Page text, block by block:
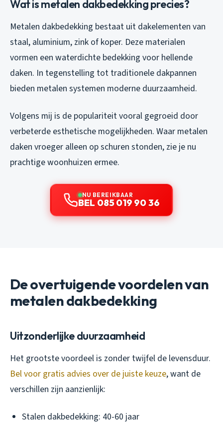
Wat is metalen dakbedekking precies?
Metalen dakbedekking bestaat uit dakelementen van
staal, aluminium, zink of koper. Deze materialen
vormen een waterdichte bedekking voor hellende
daken. In tegenstelling tot traditionele dakpannen
bieden metalen systemen moderne duurzaamheid.
Volgens mij is de populariteit vooral gegroeid door
verbeterde esthetische mogelijkheden. Waar metalen
daken vroeger alleen op schuren stonden, zie je nu
prachtige woonhuizen ermee.
NU BEREIKBAAR
BEL 085 019 90 36
De overtuigende voordelen van
metalen dakbedekking
Uitzonderlijke duurzaamheid
Het grootste voordeel is zonder twijfel de levensduur.
Bel voor gratis advies over de juiste keuze, want de
verschillen zijn aanzienlijk:
Stalen dakbedekking: 40-60 jaar